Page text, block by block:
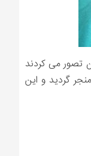
القای زایمان در هفته 37 به عوارض جانبی منجر گردید و این